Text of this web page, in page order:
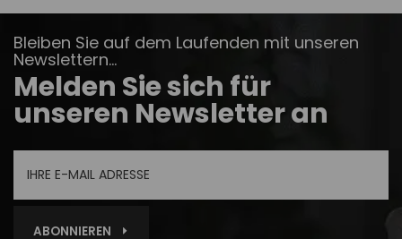
Bleiben Sie auf dem Laufenden mit unseren
Newslettern...
Melden Sie sich für
unseren Newsletter an
ABONNIEREN